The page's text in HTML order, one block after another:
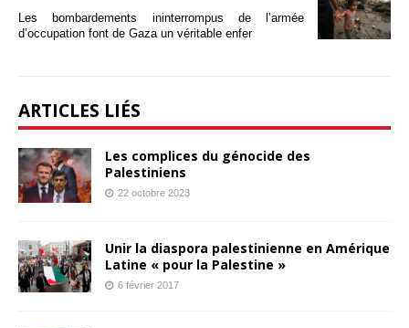
Les bombardements ininterrompus de l’armée
d’occupation font de Gaza un véritable enfer
ARTICLES LIÉS
Les complices du génocide des
Palestiniens
22 octobre 2023
Unir la diaspora palestinienne en Amérique
Latine « pour la Palestine »
6 février 2017